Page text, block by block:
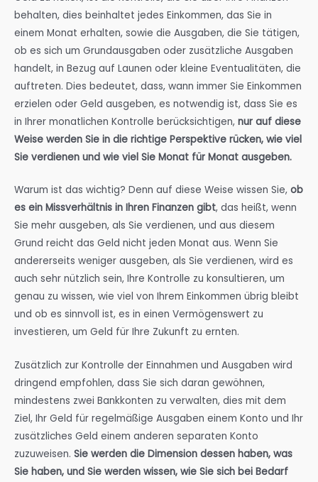
behalten, dies beinhaltet jedes Einkommen, das Sie in
einem Monat erhalten, sowie die Ausgaben, die Sie tätigen,
ob es sich um Grundausgaben oder zusätzliche Ausgaben
handelt, in Bezug auf Launen oder kleine Eventualitäten, die
auftreten. Dies bedeutet, dass, wann immer Sie Einkommen
erzielen oder Geld ausgeben, es notwendig ist, dass Sie es
in Ihrer monatlichen Kontrolle berücksichtigen, nur auf diese
Weise werden Sie in die richtige Perspektive rücken, wie viel
Sie verdienen und wie viel Sie Monat für Monat ausgeben.
Warum ist das wichtig? Denn auf diese Weise wissen Sie, ob
es ein Missverhältnis in Ihren Finanzen gibt, das heißt, wenn
Sie mehr ausgeben, als Sie verdienen, und aus diesem
Grund reicht das Geld nicht jeden Monat aus. Wenn Sie
andererseits weniger ausgeben, als Sie verdienen, wird es
auch sehr nützlich sein, Ihre Kontrolle zu konsultieren, um
genau zu wissen, wie viel von Ihrem Einkommen übrig bleibt
und ob es sinnvoll ist, es in einen Vermögenswert zu
investieren, um Geld für Ihre Zukunft zu ernten.
Zusätzlich zur Kontrolle der Einnahmen und Ausgaben wird
dringend empfohlen, dass Sie sich daran gewöhnen,
mindestens zwei Bankkonten zu verwalten, dies mit dem
Ziel, Ihr Geld für regelmäßige Ausgaben einem Konto und Ihr
zusätzliches Geld einem anderen separaten Konto
zuzuweisen. Sie werden die Dimension dessen haben, was
Sie haben, und Sie werden wissen, wie Sie sich bei Bedarf